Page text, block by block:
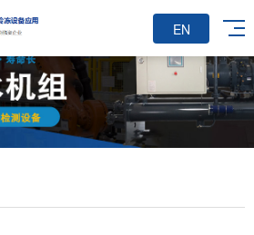
EN